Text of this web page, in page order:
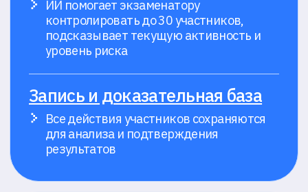
Какую задачу вы хотите решить системой прокторинга?
Согласен с политикой обработки ПДн
иполитикой обработки cookie
Отправить